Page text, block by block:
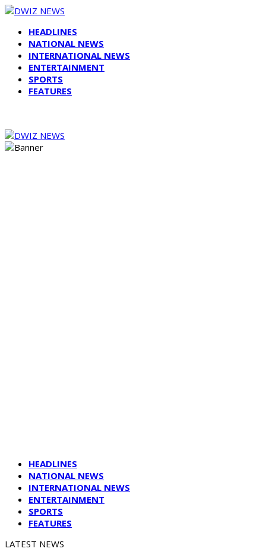
HEADLINES
NATIONAL NEWS
INTERNATIONAL NEWS
ENTERTAINMENT
SPORTS
FEATURES
HEADLINES
NATIONAL NEWS
INTERNATIONAL NEWS
ENTERTAINMENT
SPORTS
FEATURES
LATEST NEWS